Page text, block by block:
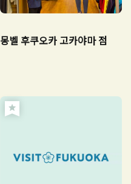
몽벨 후쿠오카 고카야마 점